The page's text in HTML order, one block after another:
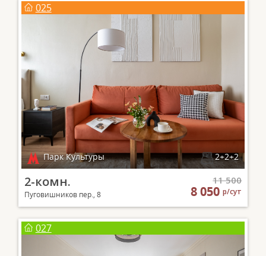
025
Парк Культуры 2+2+2
2-комн.
Пуговишников пер., 8
11 500
8 050р/сут
027